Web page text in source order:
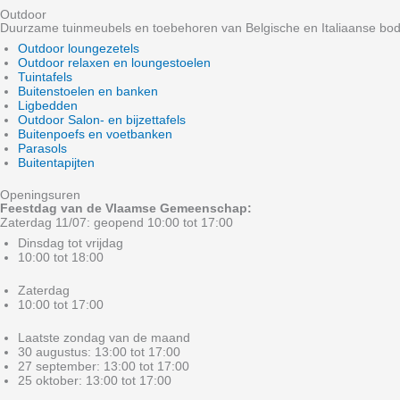
Outdoor
Duurzame tuinmeubels en toebehoren van Belgische en Italiaanse
Outdoor loungezetels
Outdoor relaxen en loungestoelen
Tuintafels
Buitenstoelen en banken
Ligbedden
Outdoor Salon- en bijzettafels
Buitenpoefs en voetbanken
Parasols
Buitentapijten
Openingsuren
Feestdag van de Vlaamse Gemeenschap:
Zaterdag 11/07: geopend 10:00 tot 17:00
Dinsdag tot vrijdag
10:00 tot 18:00
Zaterdag
10:00 tot 17:00
Laatste zondag van de maand
30 augustus: 13:00 tot 17:00
27 september: 13:00 tot 17:00
25 oktober: 13:00 tot 17:00